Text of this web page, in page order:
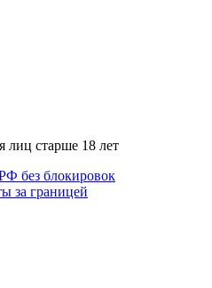
лиц старше 18 лет
без блокировок
за границей